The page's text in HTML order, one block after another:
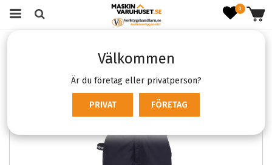
0
Välkommen
Är du företag eller privatperson?
PRIVAT FÖRETAG
Fristads 2176 ATHS